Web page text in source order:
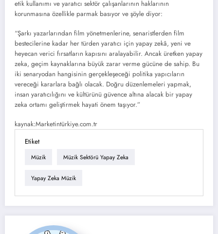
etik kullanımı ve yaratıcı sektör çalışanlarının haklarının
korunmasına özellikle parmak basıyor ve şöyle diyor:
“Şarkı yazarlarından film yönetmenlerine, senaristlerden film
bestecilerine kadar her türden yaratıcı için yapay zekâ, yeni ve
heyecan verici fırsatların kapısını aralayabilir. Ancak üretken yapay
zeka, geçim kaynaklarına büyük zarar verme gücüne de sahip. Bu
iki senaryodan hangisinin gerçekleşeceği politika yapıcıların
vereceği kararlara bağlı olacak. Doğru düzenlemeleri yapmak,
insan yaratıcılığını ve kültürünü güvence altına alacak bir yapay
zeka ortamı geliştirmek hayati önem taşıyor.”
kaynak:Marketintürkiye.com.tr
Etiket
Müzik Müzik Sektörü Yapay Zeka
Yapay Zeka Müzik